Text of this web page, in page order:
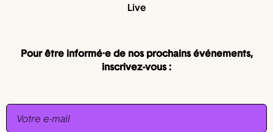
Live
Pour être informé·e de nos prochains événements,
inscrivez-vous :